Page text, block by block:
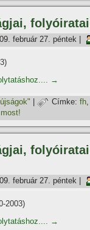
február 27. péntek
→
| Címke: fh,
február 27. péntek
2003)
→